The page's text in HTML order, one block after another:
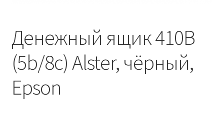
Денежный ящик 410B
(5b/8c) Alster, чёрный,
Epson